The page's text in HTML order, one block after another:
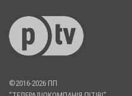
©2016-2026 ПП